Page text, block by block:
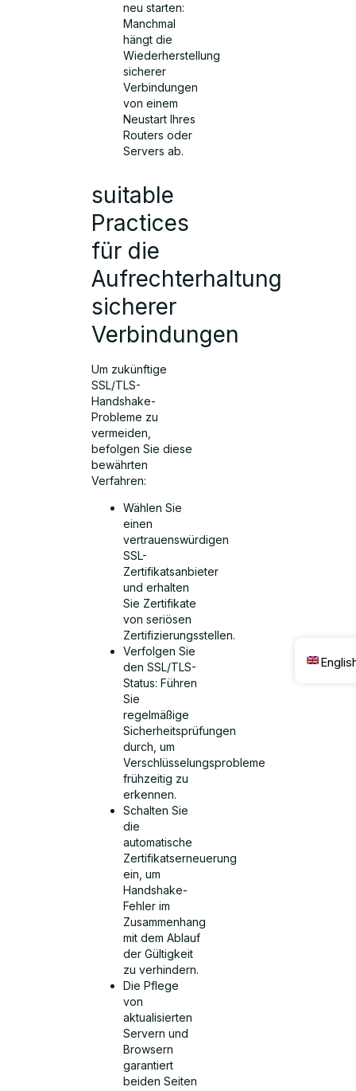
neu starten:
Manchmal
hängt die
Wiederherstellung
sicherer
Verbindungen
von einem
Neustart Ihres
Routers oder
Servers ab.
suitable
Practices
für die
Aufrechterhaltung
sicherer
Verbindungen
Um zukünftige
SSL/TLS-
Handshake-
Probleme zu
vermeiden,
befolgen Sie diese
bewährten
Verfahren:
Wählen Sie
einen
vertrauenswürdigen
SSL-
Zertifikatsanbieter
und erhalten
Sie Zertifikate
von seriösen
Zertifizierungsstellen.
Verfolgen Sie
den SSL/TLS-
Status: Führen
Sie
regelmäßige
Sicherheitsprüfungen
durch, um
Verschlüsselungsprobleme
frühzeitig zu
erkennen.
Schalten Sie
die
automatische
Zertifikatserneuerung
ein, um
Handshake-
Fehler im
Zusammenhang
mit dem Ablauf
der Gültigkeit
zu verhindern.
Die Pflege
von
aktualisierten
Servern und
Browsern
garantiert
beiden Seiten